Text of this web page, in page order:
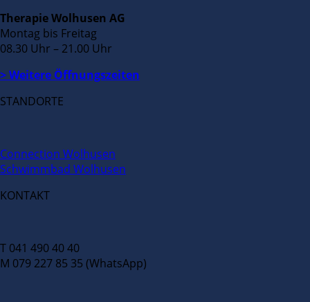
Therapie Wolhusen AG
Montag bis Freitag
08.30 Uhr – 21.00 Uhr
> Weitere Öffnungszeiten
STANDORTE
Connection Wolhusen
Schwimmbad Wolhusen
KONTAKT
T 041 490 40 40
M 079 227 85 35 (WhatsApp)